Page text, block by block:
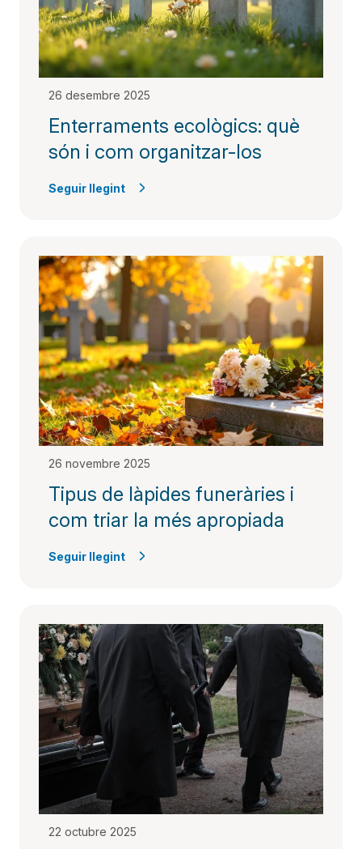
26 desembre 2025
Enterraments ecològics: què
són i com organitzar-los​
Seguir llegint
26 novembre 2025
Tipus de làpides funeràries i
com triar la més apropiada
Seguir llegint
22 octubre 2025